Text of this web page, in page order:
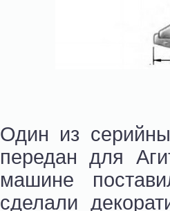
Один из
передан для
машине
сделали